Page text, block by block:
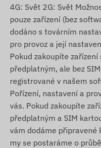
4G: Svět 2G: Svět
pouze zařízení (bez
dodáno s továrním
pro provoz a její
Pokud zakoupíte
předplatným, ale bez
registrované v našem
Pořízení, nastavení a
vás. Pokud zakoupíte
předplatným a SIM
vám dodáme připravené
my se postaráme o